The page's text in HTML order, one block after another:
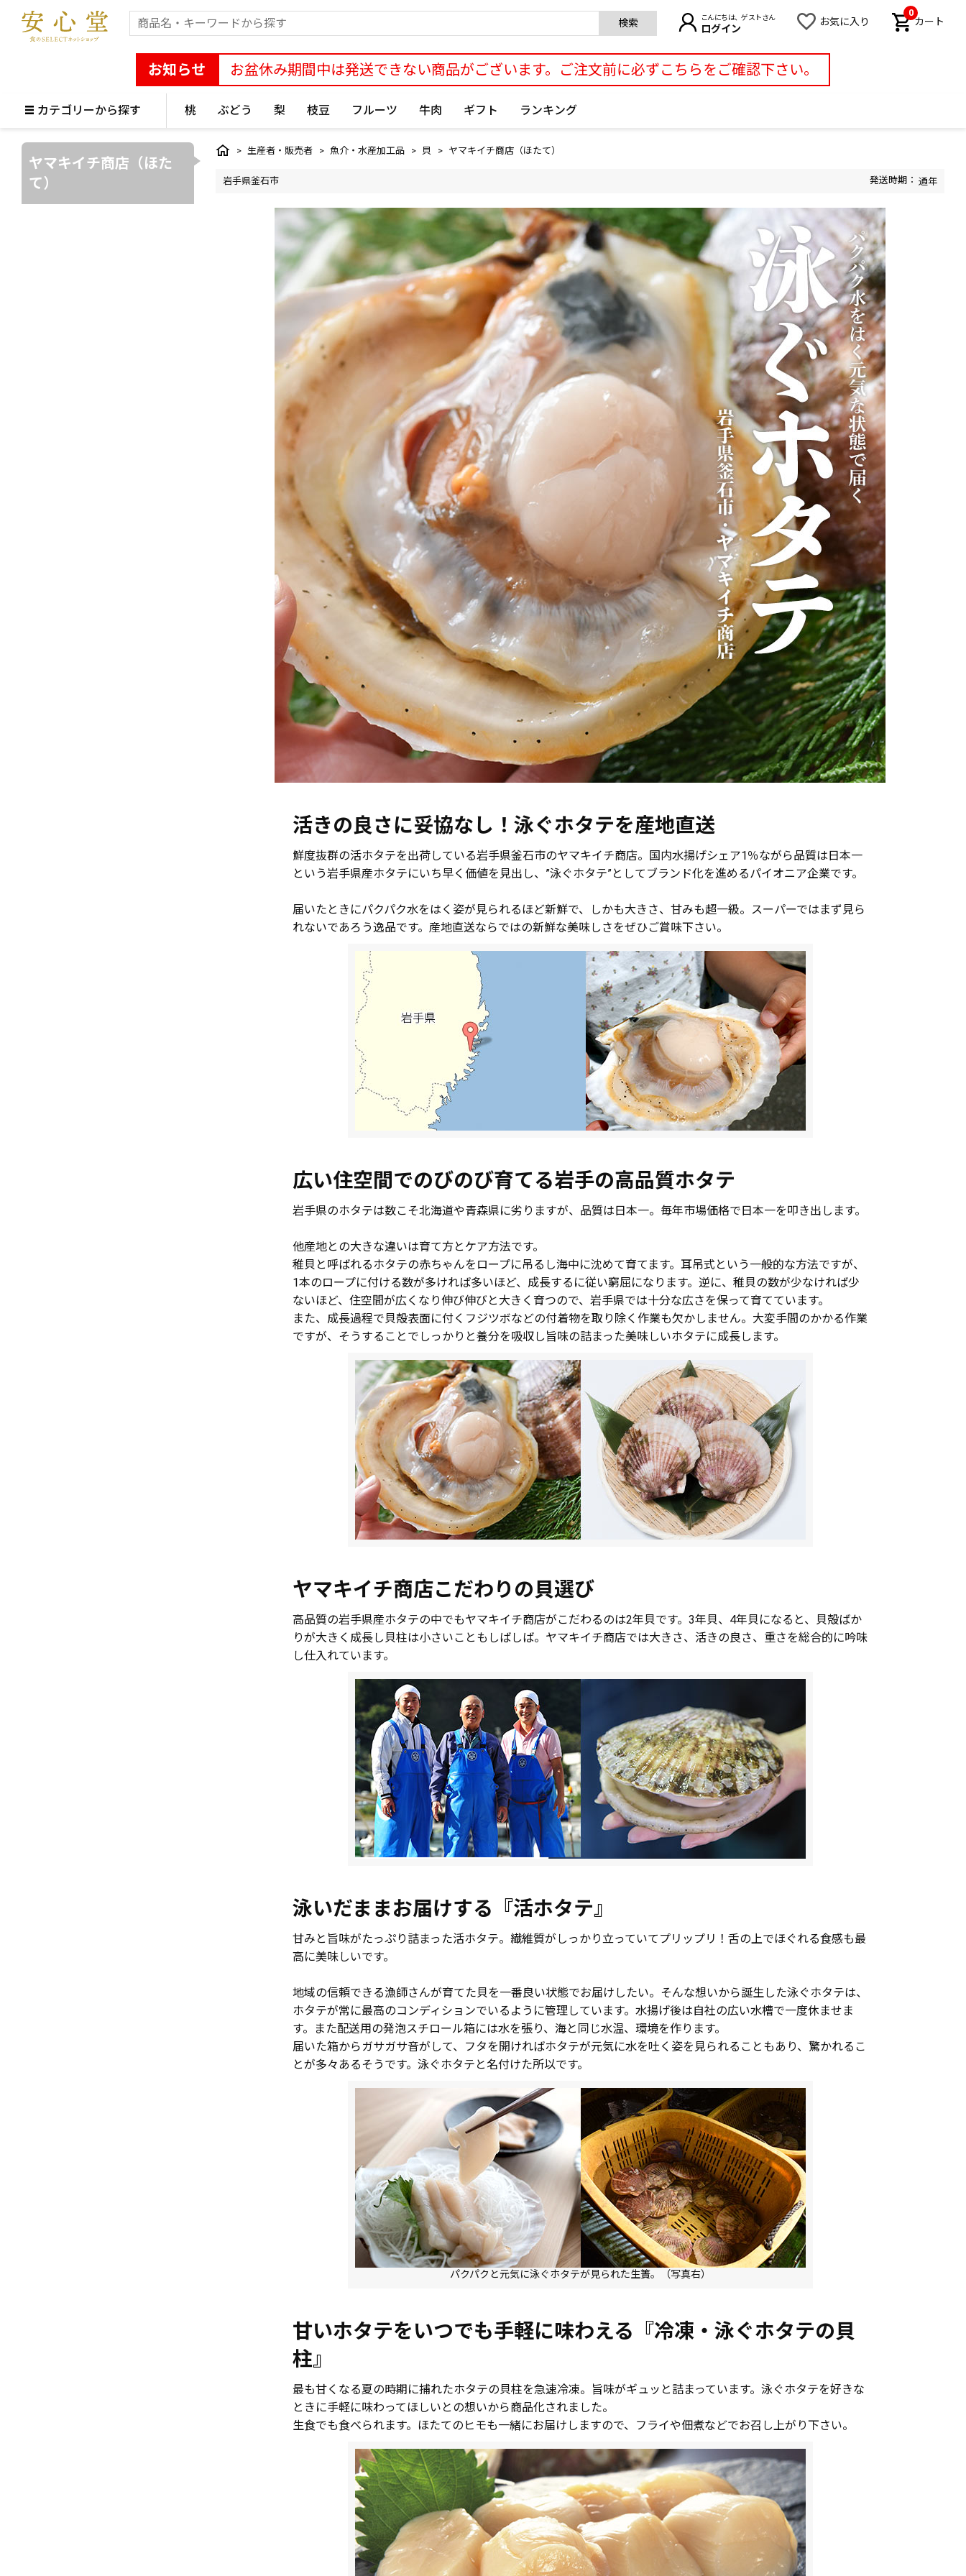
検索 こんにちは、ゲストさん
ログイン
お気に入り カート
0
お知らせ お盆休み期間中は発送できない商品がございます。ご注文前に必ずこちらをご確認下さい。
カテゴリーから探す 桃 ぶどう 梨 枝豆 フルーツ 牛肉 ギフト ランキング
ヤマキイチ商店（ほた
て）
生産者・販売者 魚介・水産加工品 貝 ヤマキイチ商店（ほたて）
岩手県釜石市 通年
活きの良さに妥協なし！泳ぐホタテを産地直送
鮮度抜群の活ホタテを出荷している岩手県釜石市のヤマキイチ商店。国内水揚げシェア1％ながら品質は日本一
という岩手県産ホタテにいち早く価値を見出し、”泳ぐホタテ”としてブランド化を進めるパイオニア企業です。
届いたときにパクパク水をはく姿が見られるほど新鮮で、しかも大きさ、甘みも超一級。スーパーではまず見ら
れないであろう逸品です。産地直送ならではの新鮮な美味しさをぜひご賞味下さい。
広い住空間でのびのび育てる岩手の高品質ホタテ
岩手県のホタテは数こそ北海道や青森県に劣りますが、品質は日本一。毎年市場価格で日本一を叩き出します。
他産地との大きな違いは育て方とケア方法です。
稚貝と呼ばれるホタテの赤ちゃんをロープに吊るし海中に沈めて育てます。耳吊式という一般的な方法ですが、
1本のロープに付ける数が多ければ多いほど、成長するに従い窮屈になります。逆に、稚貝の数が少なければ少
ないほど、住空間が広くなり伸び伸びと大きく育つので、岩手県では十分な広さを保って育てています。
また、成長過程で貝殻表面に付くフジツボなどの付着物を取り除く作業も欠かしません。大変手間のかかる作業
ですが、そうすることでしっかりと養分を吸収し旨味の詰まった美味しいホタテに成長します。
ヤマキイチ商店こだわりの貝選び
高品質の岩手県産ホタテの中でもヤマキイチ商店がこだわるのは2年貝です。3年貝、4年貝になると、貝殻ばか
りが大きく成長し貝柱は小さいこともしばしば。ヤマキイチ商店では大きさ、活きの良さ、重さを総合的に吟味
し仕入れています。
泳いだままお届けする『活ホタテ』
甘みと旨味がたっぷり詰まった活ホタテ。繊維質がしっかり立っていてプリップリ！舌の上でほぐれる食感も最
高に美味しいです。
地域の信頼できる漁師さんが育てた貝を一番良い状態でお届けしたい。そんな想いから誕生した泳ぐホタテは、
ホタテが常に最高のコンディションでいるように管理しています。水揚げ後は自社の広い水槽で一度休ませま
す。また配送用の発泡スチロール箱には水を張り、海と同じ水温、環境を作ります。
届いた箱からガサガサ音がして、フタを開ければホタテが元気に水を吐く姿を見られることもあり、驚かれるこ
とが多々あるそうです。泳ぐホタテと名付けた所以です。
パクパクと元気に泳ぐホタテが見られた生簀。（写真右）
甘いホタテをいつでも手軽に味わえる『冷凍・泳ぐホタテの貝
柱』
最も甘くなる夏の時期に捕れたホタテの貝柱を急速冷凍。旨味がギュッと詰まっています。泳ぐホタテを好きな
ときに手軽に味わってほしいとの想いから商品化されました。
生食でも食べられます。ほたてのヒモも一緒にお届けしますので、フライや佃煮などでお召し上がり下さい。